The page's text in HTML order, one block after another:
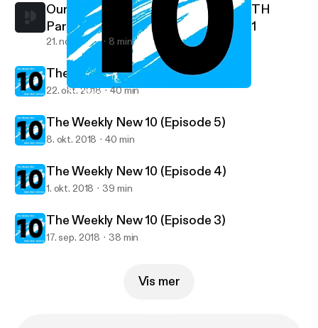
The Weekly New 10 (Episode 6)
Our Gun Laws Are A Joke: Blame BOTH
Parties | An Independent's Mind Ep. 1
21. nov. 2019 8 min
The Weekly New 10 (Episode 6)
22. okt. 2018 40 min
The Weekly New 10 (Episode 5)
8. okt. 2018 40 min
The Weekly New 10 (Episode 4)
1. okt. 2018 39 min
The Weekly New 10 (Episode 3)
17. sep. 2018 38 min
Vis mer